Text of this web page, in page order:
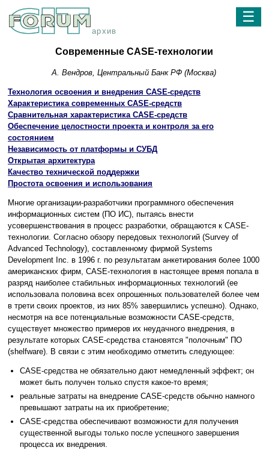
архив
☰
Современные CASE-технологии
А. Вендров, Центральный Банк РФ (Москва)
Технология освоения и внедрения CASE-средств
Характеристика современных CASE-средств
Сравнительная характеристика CASE-средств
Обеспечение целостности проекта и контроля за его
состоянием
Независимость от платформы и СУБД
Открытая архитектура
Качество технической поддержки
Простота освоения и использования
Многие организации-разработчики программного обеспечения
информационных систем (ПО ИС), пытаясь внести
усовершенствования в процесс разработки, обращаются к CASE-
технологии. Согласно обзору передовых технологий (Survey of
Advanced Technology), составленному фирмой Systems
Development Inc. в 1996 г. по результатам анкетирования более 1000
американских фирм, CASE-технология в настоящее время попала в
разряд наиболее стабильных информационных технологий (ее
использовала половина всех опрошенных пользователей более чем
в трети своих проектов, из них 85% завершились успешно). Однако,
несмотря на все потенциальные возможности CASE-средств,
существует множество примеров их неудачного внедрения, в
результате которых CASE-средства становятся "полочным" ПО
(shelfware). В связи с этим необходимо отметить следующее:
CASE-средства не обязательно дают немедленный эффект; он
может быть получен только спустя какое-то время;
реальные затраты на внедрение CASE-средств обычно намного
превышают затраты на их приобретение;
CASE-средства обеспечивают возможности для получения
существенной выгоды только после успешного завершения
процесса их внедрения.